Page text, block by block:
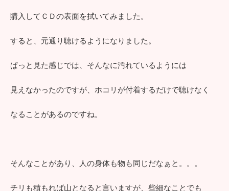
購入してＣＤの表面を拭いてみました。
すると、元通り聴けるようになりました。
ぱっと見た感じでは、そんなに汚れているようには
見えなかったのですが、ホコリが付着するだけで聴けなく
なることがあるのですね。
そんなことがあり、人の身体も物も同じだなぁと。。。
チリも積もれば山となると言いますが、些細なことでも